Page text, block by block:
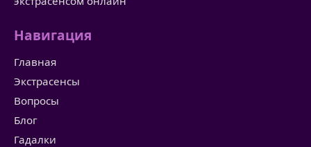
Навигация
Главная
Экстрасенсы
Вопросы
Блог
Гадалки